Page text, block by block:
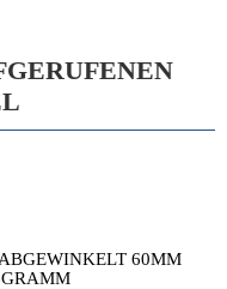
60MM